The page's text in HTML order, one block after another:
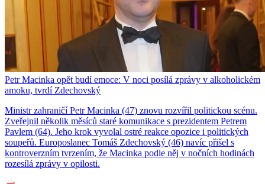
Petr Macinka opět budí emoce: V noci posílá zprávy v alkoholickém
amoku, tvrdí Zdechovský
Ministr zahraničí Petr Macinka (47) znovu rozvířil politickou scénu.
Zveřejnil několik měsíců staré komunikace s prezidentem Petrem
Pavlem (64). Jeho krok vyvolal ostré reakce opozice i politických
soupeřů. Europoslanec Tomáš Zdechovský (46) navíc přišel s
kontroverzním tvrzením, že Macinka podle něj v nočních hodinách
rozesílá zprávy v opilosti.